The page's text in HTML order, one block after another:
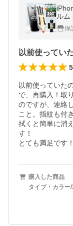
ルム
16
3 保
5
以前使っていた
で、再購入！取
のですが、連絡
こと。指紋も付
拭くと簡単に消
す！
とても満足です！
購入した商品
タイプ・カラ